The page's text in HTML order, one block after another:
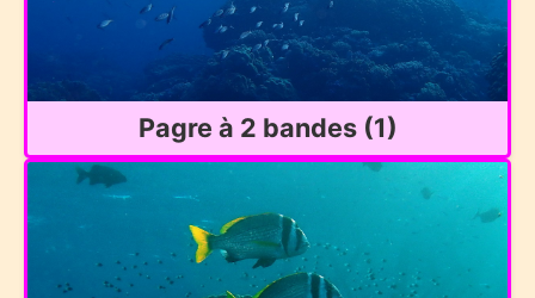
Pagre à 2 bandes (1)